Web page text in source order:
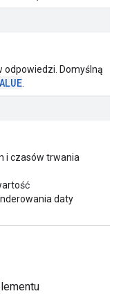
odpowiedzi. Domyślną
i czasów trwania
daty